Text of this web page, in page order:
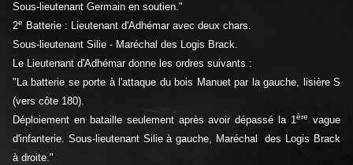
Sous-lieutenant Germain en soutien."
2e
Batterie : Lieutenant d'Adhémar avec deux chars.
Sous-lieutenant Silie - Maréchal des Logis Brack.
Le Lieutenant d'Adhémar donne les ordres suivants :
"La batterie se porte à l'attaque du bois Manuet par la gauche, lisière S
(vers côte 180).
Déploiement en bataille seulement après avoir dépassé la 1ère
vague
d'infanterie. Sous-lieutenant Silie à gauche, Maréchal des Logis Brack
à droite."